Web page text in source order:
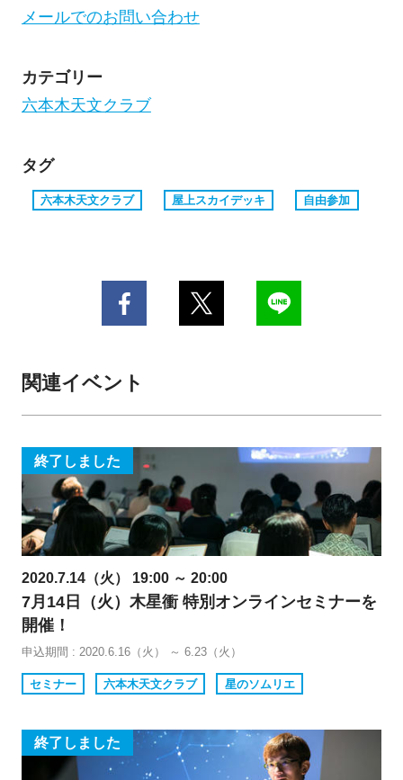
メールでのお問い合わせ
カテゴリー
六本木天文クラブ
タグ
六本木天文クラブ 屋上スカイデッキ 自由参加
関連イベント
終了しました
2020.7.14（火） 19:00 ～ 20:00
7月14日（火）木星衝 特別オンラインセミナーを
開催！
申込期間 : 2020.6.16（火） ～ 6.23（火）
セミナー 六本木天文クラブ 星のソムリエ
終了しました